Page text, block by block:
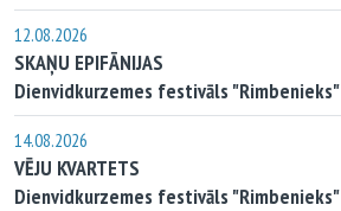
12.08.2026
SKAŅU EPIFĀNIJAS
Dienvidkurzemes festivāls "Rimbenieks"
14.08.2026
VĒJU KVARTETS
Dienvidkurzemes festivāls "Rimbenieks"